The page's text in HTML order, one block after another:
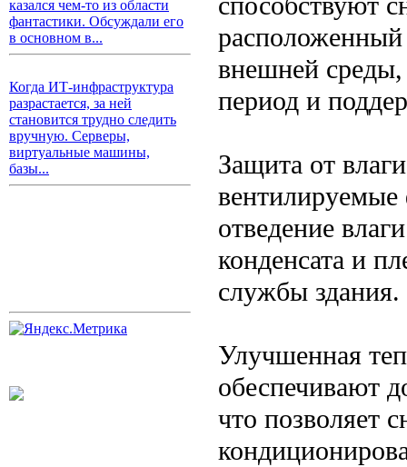
казался чем-то из области
фантастики. Обсуждали его
в основном в...
Когда ИТ-инфраструктура
разрастается, за ней
становится трудно следить
вручную. Серверы,
виртуальные машины,
базы...
расположенный
внешней среды,
период и
Защита от
вентилируемые
отведение
конденсата и
службы здания.
Улучшенная
обеспечивают
что позволяет